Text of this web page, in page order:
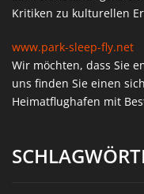
Kritiken zu kulturellen
www.park-sleep-fly.net
Wir möchten, dass Sie
uns finden Sie einen
Heimatflughafen mit